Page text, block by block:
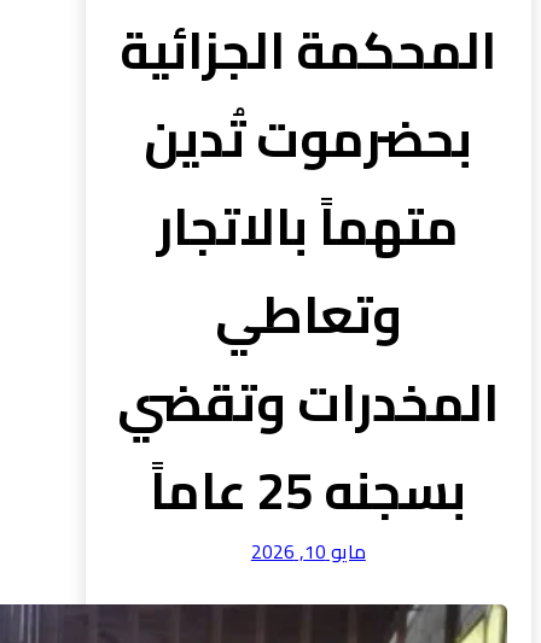
المحكمة الجزائية
بحضرموت تُدين
متهماً بالاتجار
وتعاطي
المخدرات وتقضي
بسجنه 25 عاماً
مايو 10, 2026